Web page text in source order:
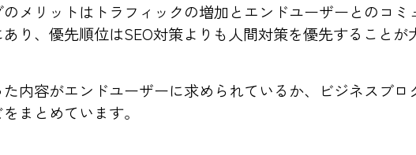
のメリットはトラフィックの増加とエンドユーザーとのコ
り、優先順位はSEO対策よりも人間対策を優先すること
内容がエンドユーザーに求められているか、ビジネスブ
まとめています。